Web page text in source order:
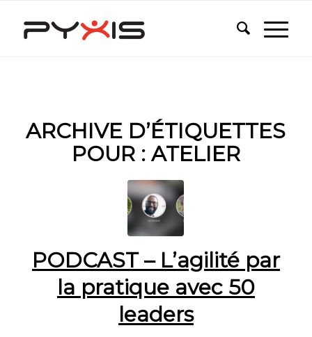
ARCHIVE D’ÉTIQUETTES
POUR : ATELIER
PODCAST – L’agilité par
la pratique avec 50
leaders